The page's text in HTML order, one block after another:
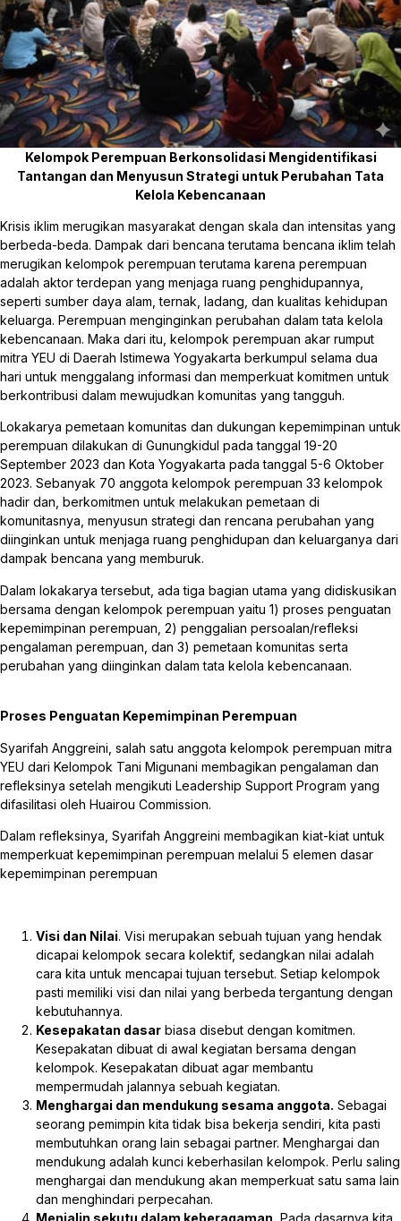
Kelompok Perempuan Berkonsolidasi Mengidentifikasi
Tantangan dan Menyusun Strategi untuk Perubahan Tata
Kelola Kebencanaan
Krisis iklim merugikan masyarakat dengan skala dan intensitas yang
berbeda-beda. Dampak dari bencana terutama bencana iklim telah
merugikan kelompok perempuan terutama karena perempuan
adalah aktor terdepan yang menjaga ruang penghidupannya,
seperti sumber daya alam, ternak, ladang, dan kualitas kehidupan
keluarga. Perempuan menginginkan perubahan dalam tata kelola
kebencanaan. Maka dari itu, kelompok perempuan akar rumput
mitra YEU di Daerah Istimewa Yogyakarta berkumpul selama dua
hari untuk menggalang informasi dan memperkuat komitmen untuk
berkontribusi dalam mewujudkan komunitas yang tangguh.
Lokakarya pemetaan komunitas dan dukungan kepemimpinan untuk
perempuan dilakukan di Gunungkidul pada tanggal 19-20
September 2023 dan Kota Yogyakarta pada tanggal 5-6 Oktober
2023. Sebanyak 70 anggota kelompok perempuan 33 kelompok
hadir dan, berkomitmen untuk melakukan pemetaan di
komunitasnya, menyusun strategi dan rencana perubahan yang
diinginkan untuk menjaga ruang penghidupan dan keluarganya dari
dampak bencana yang memburuk.
Dalam lokakarya tersebut, ada tiga bagian utama yang didiskusikan
bersama dengan kelompok perempuan yaitu 1) proses penguatan
kepemimpinan perempuan, 2) penggalian persoalan/refleksi
pengalaman perempuan, dan 3) pemetaan komunitas serta
perubahan yang diinginkan dalam tata kelola kebencanaan.
Proses Penguatan Kepemimpinan Perempuan
Syarifah Anggreini, salah satu anggota kelompok perempuan mitra
YEU dari Kelompok Tani Migunani membagikan pengalaman dan
refleksinya setelah mengikuti Leadership Support Program yang
difasilitasi oleh Huairou Commission.
Dalam refleksinya, Syarifah Anggreini membagikan kiat-kiat untuk
memperkuat kepemimpinan perempuan melalui 5 elemen dasar
kepemimpinan perempuan
Visi dan Nilai. Visi merupakan sebuah tujuan yang hendak
dicapai kelompok secara kolektif, sedangkan nilai adalah
cara kita untuk mencapai tujuan tersebut. Setiap kelompok
pasti memiliki visi dan nilai yang berbeda tergantung dengan
kebutuhannya.
Kesepakatan dasar biasa disebut dengan komitmen.
Kesepakatan dibuat di awal kegiatan bersama dengan
kelompok. Kesepakatan dibuat agar membantu
mempermudah jalannya sebuah kegiatan.
Menghargai dan mendukung sesama anggota. Sebagai
seorang pemimpin kita tidak bisa bekerja sendiri, kita pasti
membutuhkan orang lain sebagai partner. Menghargai dan
mendukung adalah kunci keberhasilan kelompok. Perlu saling
menghargai dan mendukung akan memperkuat satu sama lain
dan menghindari perpecahan.